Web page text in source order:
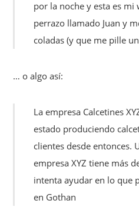
por la noche y esta es
perrazo llamado Juan y
coladas (y que me pille
… o algo así:
La empresa Calcetines
estado produciendo
clientes desde entonces.
empresa XYZ tiene más
intenta ayudar en lo que
en Gothan